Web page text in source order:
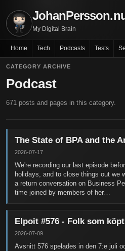
My Digital Brain
Home Tech Podcasts Tests
CATEGORY ARCHIVE
Podcast
671 posts and pages in this category.
The State of BPA and the
2026-07-17
We're recording our last episode
holidays, and to close things out we
a return conversation on Business
time joined by members of her…
Elpoit #576 - Folk som
2026-07-09
Avsnitt 576 spelades in den 7:e juli